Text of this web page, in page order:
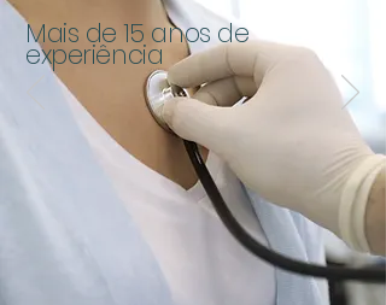
Mais de 15 anos de
experiência